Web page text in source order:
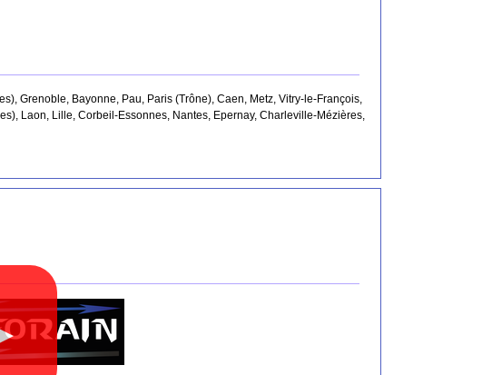
Grenoble, Bayonne, Pau, Paris (Trône), Caen, Metz, Vitry-le-François,
Laon, Lille, Corbeil-Essonnes, Nantes, Epernay, Charleville-Mézières,